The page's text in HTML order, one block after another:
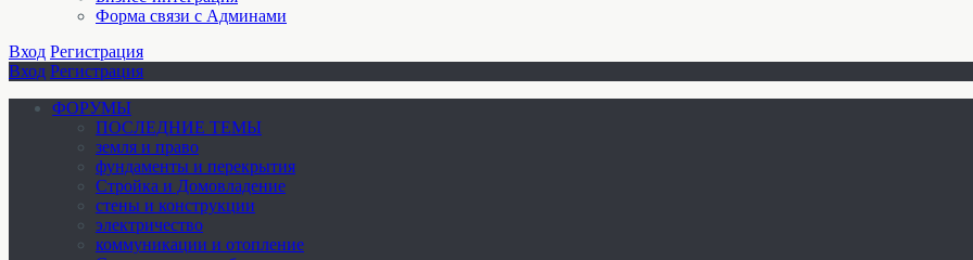
Форма связи с Админами
Вход Регистрация
Вход Регистрация
ФОРУМЫ
ПОСЛЕДНИЕ ТЕМЫ
земля и право
фундаменты и перекрытия
Стройка и Домовладение
стены и конструкции
электричество
коммуникации и отопление